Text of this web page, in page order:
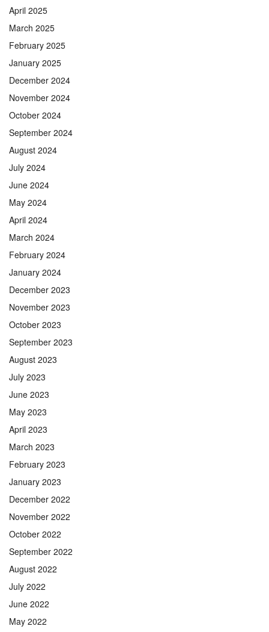
April 2025
March 2025
February 2025
January 2025
December 2024
November 2024
October 2024
September 2024
August 2024
July 2024
June 2024
May 2024
April 2024
March 2024
February 2024
January 2024
December 2023
November 2023
October 2023
September 2023
August 2023
July 2023
June 2023
May 2023
April 2023
March 2023
February 2023
January 2023
December 2022
November 2022
October 2022
September 2022
August 2022
July 2022
June 2022
May 2022